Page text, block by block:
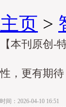
主页 >
【本刊原创-
性，更有期待
时间：2026-04-10